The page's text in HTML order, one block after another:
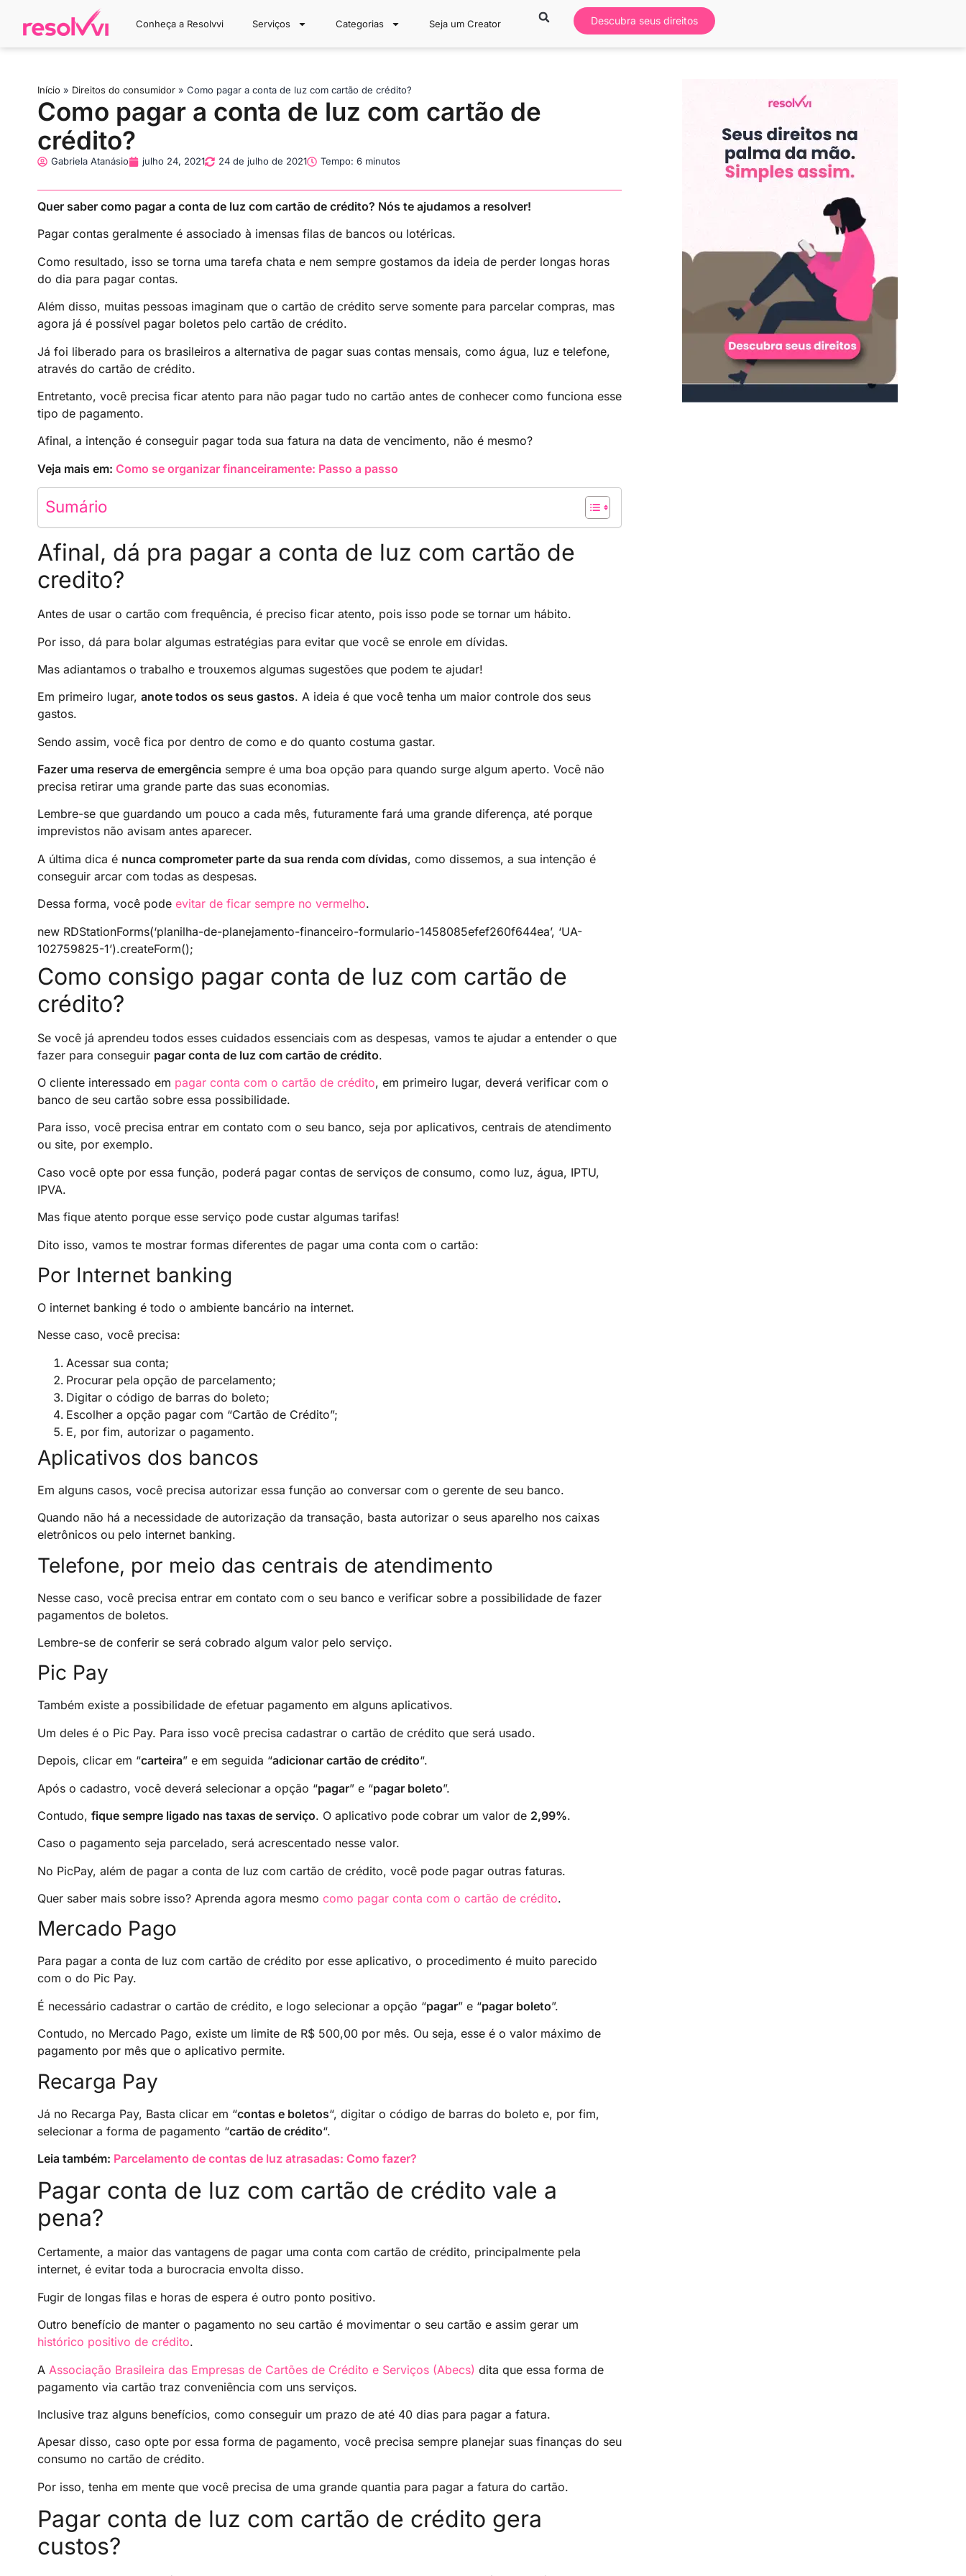
Conheça a Resolvvi Serviços Categorias Seja um Creator Descubra seus direitos
Início » Direitos do consumidor » Como pagar a conta de luz com cartão de crédito?
Como pagar a conta de luz com cartão de
crédito?
Gabriela Atanásio julho 24, 2021 24 de julho de 2021 Tempo: 6 minutos
Quer saber como pagar a conta de luz com cartão de crédito? Nós te ajudamos a resolver!
Pagar contas geralmente é associado à imensas filas de bancos ou lotéricas.
Como resultado, isso se torna uma tarefa chata e nem sempre gostamos da ideia de perder longas horas
do dia para pagar contas.
Além disso, muitas pessoas imaginam que o cartão de crédito serve somente para parcelar compras, mas
agora já é possível pagar boletos pelo cartão de crédito.
Já foi liberado para os brasileiros a alternativa de pagar suas contas mensais, como água, luz e telefone,
através do cartão de crédito.
Entretanto, você precisa ficar atento para não pagar tudo no cartão antes de conhecer como funciona esse
tipo de pagamento.
Afinal, a intenção é conseguir pagar toda sua fatura na data de vencimento, não é mesmo?
Veja mais em: Como se organizar financeiramente: Passo a passo
Sumário
Afinal, dá pra pagar a conta de luz com cartão de
credito?
Antes de usar o cartão com frequência, é preciso ficar atento, pois isso pode se tornar um hábito.
Por isso, dá para bolar algumas estratégias para evitar que você se enrole em dívidas.
Mas adiantamos o trabalho e trouxemos algumas sugestões que podem te ajudar!
Em primeiro lugar, anote todos os seus gastos. A ideia é que você tenha um maior controle dos seus
gastos.
Sendo assim, você fica por dentro de como e do quanto costuma gastar.
Fazer uma reserva de emergência sempre é uma boa opção para quando surge algum aperto. Você não
precisa retirar uma grande parte das suas economias.
Lembre-se que guardando um pouco a cada mês, futuramente fará uma grande diferença, até porque
imprevistos não avisam antes aparecer.
A última dica é nunca comprometer parte da sua renda com dívidas, como dissemos, a sua intenção é
conseguir arcar com todas as despesas.
Dessa forma, você pode evitar de ficar sempre no vermelho.
new RDStationForms(‘planilha-de-planejamento-financeiro-formulario-1458085efef260f644ea’, ‘UA-
102759825-1’).createForm();
Como consigo pagar conta de luz com cartão de
crédito?
Se você já aprendeu todos esses cuidados essenciais com as despesas, vamos te ajudar a entender o que
fazer para conseguir pagar conta de luz com cartão de crédito.
O cliente interessado em pagar conta com o cartão de crédito, em primeiro lugar, deverá verificar com o
banco de seu cartão sobre essa possibilidade.
Para isso, você precisa entrar em contato com o seu banco, seja por aplicativos, centrais de atendimento
ou site, por exemplo.
Caso você opte por essa função, poderá pagar contas de serviços de consumo, como luz, água, IPTU,
IPVA.
Mas fique atento porque esse serviço pode custar algumas tarifas!
Dito isso, vamos te mostrar formas diferentes de pagar uma conta com o cartão:
Por Internet banking
O internet banking é todo o ambiente bancário na internet.
Nesse caso, você precisa:
Acessar sua conta;
Procurar pela opção de parcelamento;
Digitar o código de barras do boleto;
Escolher a opção pagar com “Cartão de Crédito”;
E, por fim, autorizar o pagamento.
Aplicativos dos bancos
Em alguns casos, você precisa autorizar essa função ao conversar com o gerente de seu banco.
Quando não há a necessidade de autorização da transação, basta autorizar o seus aparelho nos caixas
eletrônicos ou pelo internet banking.
Telefone, por meio das centrais de atendimento
Nesse caso, você precisa entrar em contato com o seu banco e verificar sobre a possibilidade de fazer
pagamentos de boletos.
Lembre-se de conferir se será cobrado algum valor pelo serviço.
Pic Pay
Também existe a possibilidade de efetuar pagamento em alguns aplicativos.
Um deles é o Pic Pay. Para isso você precisa cadastrar o cartão de crédito que será usado.
Depois, clicar em “carteira” e em seguida “adicionar cartão de crédito“.
Após o cadastro, você deverá selecionar a opção “pagar” e “pagar boleto”.
Contudo, fique sempre ligado nas taxas de serviço. O aplicativo pode cobrar um valor de 2,99%.
Caso o pagamento seja parcelado, será acrescentado nesse valor.
No PicPay, além de pagar a conta de luz com cartão de crédito, você pode pagar outras faturas.
Quer saber mais sobre isso? Aprenda agora mesmo como pagar conta com o cartão de crédito.
Mercado Pago
Para pagar a conta de luz com cartão de crédito por esse aplicativo, o procedimento é muito parecido
com o do Pic Pay.
É necessário cadastrar o cartão de crédito, e logo selecionar a opção “pagar” e “pagar boleto”.
Contudo, no Mercado Pago, existe um limite de R$ 500,00 por mês. Ou seja, esse é o valor máximo de
pagamento por mês que o aplicativo permite.
Recarga Pay
Já no Recarga Pay, Basta clicar em “contas e boletos“, digitar o código de barras do boleto e, por fim,
selecionar a forma de pagamento “cartão de crédito“.
Leia também: Parcelamento de contas de luz atrasadas: Como fazer?
Pagar conta de luz com cartão de crédito vale a
pena?
Certamente, a maior das vantagens de pagar uma conta com cartão de crédito, principalmente pela
internet, é evitar toda a burocracia envolta disso.
Fugir de longas filas e horas de espera é outro ponto positivo.
Outro benefício de manter o pagamento no seu cartão é movimentar o seu cartão e assim gerar um
histórico positivo de crédito.
A Associação Brasileira das Empresas de Cartões de Crédito e Serviços (Abecs) dita que essa forma de
pagamento via cartão traz conveniência com uns serviços.
Inclusive traz alguns benefícios, como conseguir um prazo de até 40 dias para pagar a fatura.
Apesar disso, caso opte por essa forma de pagamento, você precisa sempre planejar suas finanças do seu
consumo no cartão de crédito.
Por isso, tenha em mente que você precisa de uma grande quantia para pagar a fatura do cartão.
Pagar conta de luz com cartão de crédito gera
custos?